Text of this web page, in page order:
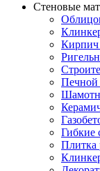
Стеновые
Кирпич
Печной
Гибкие
Плитка